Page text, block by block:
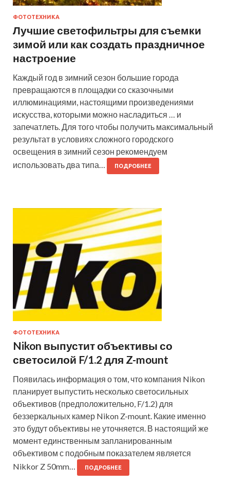
ФОТОТЕХНИКА
Лучшие светофильтры для съемки
зимой или как создать праздничное
настроение
Каждый год в зимний сезон большие города
превращаются в площадки со сказочными
иллюминациями, настоящими произведениями
искусства, которыми можно насладиться … и
запечатлеть. Для того чтобы получить максимальный
результат в условиях сложного городского
освещения в зимний сезон рекомендуем
использовать два типа…
ПОДРОБНЕЕ
ФОТОТЕХНИКА
Nikon выпустит объективы со
светосилой F/1.2 для Z-mount
Появилась информация о том, что компания Nikon
планирует выпустить несколько светосильных
объективов (предположительно, F/1.2) для
беззеркальных камер Nikon Z-mount. Какие именно
это будут объективы не уточняется. В настоящий же
момент единственным запланированным
объективом с подобным показателем является
Nikkor Z 50mm…
ПОДРОБНЕЕ